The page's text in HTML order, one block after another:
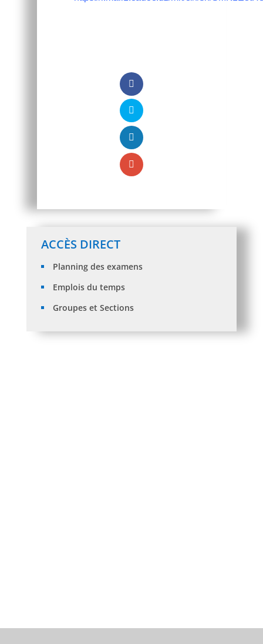
ACCÈS DIRECT
Planning des examens
Emplois du temps
Groupes et Sections